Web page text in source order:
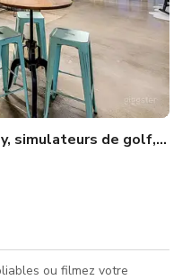
simulateurs de golf, bar
ou filmez votre